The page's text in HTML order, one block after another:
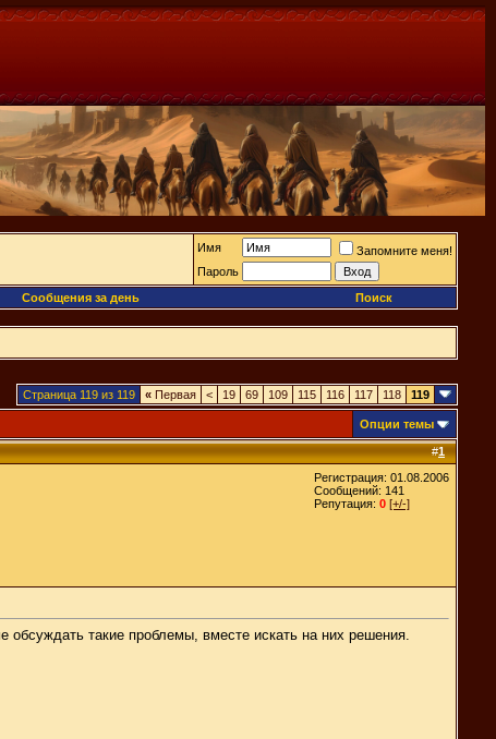
Имя
Запомните меня!
Пароль
Сообщения за день Поиск
Страница 119 из 119 « Первая < 19 69 109 115 116 117 118 119
Опции темы
#1
Регистрация: 01.08.2006
Сообщений: 141
Репутация: 0 [+/-]
такие проблемы, вместе искать на них решения.